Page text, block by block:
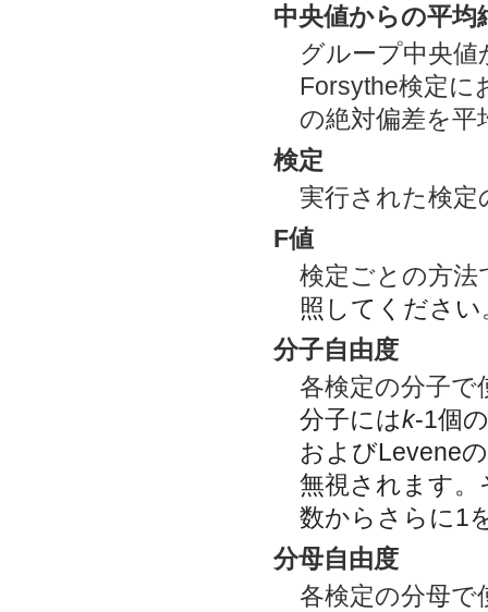
中央値からの平均
グループ中央
Forsythe検定に
の絶対偏差を
検定
実行された検定
F値
検定ごとの方法
照してください
分子自由度
各検定の分子で
分子にはk-1個
およびLevene
無視されます。
数からさらに1
分母自由度
各検定の分母で